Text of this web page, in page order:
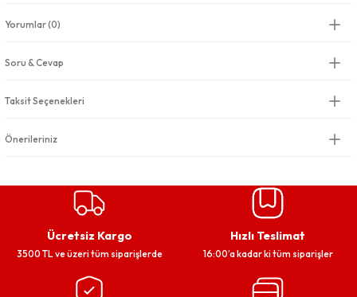
Yorumlar (0)
Soru & Cevap
Taksit Seçenekleri
Önerileriniz
Ücretsiz Kargo
3500 TL ve üzeri tüm siparişlerde
Hızlı Teslimat
16:00’a kadar ki tüm siparişler